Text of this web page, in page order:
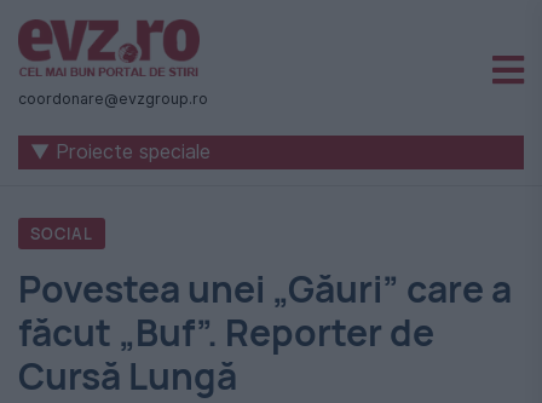
Știri
naționale
internaționale
România
-
Evenimentul
Zilei
coordonare@evzgroup.ro
▼ Proiecte speciale
SOCIAL
Povestea unei „Găuri” care a
făcut „Buf”. Reporter de
Cursă Lungă